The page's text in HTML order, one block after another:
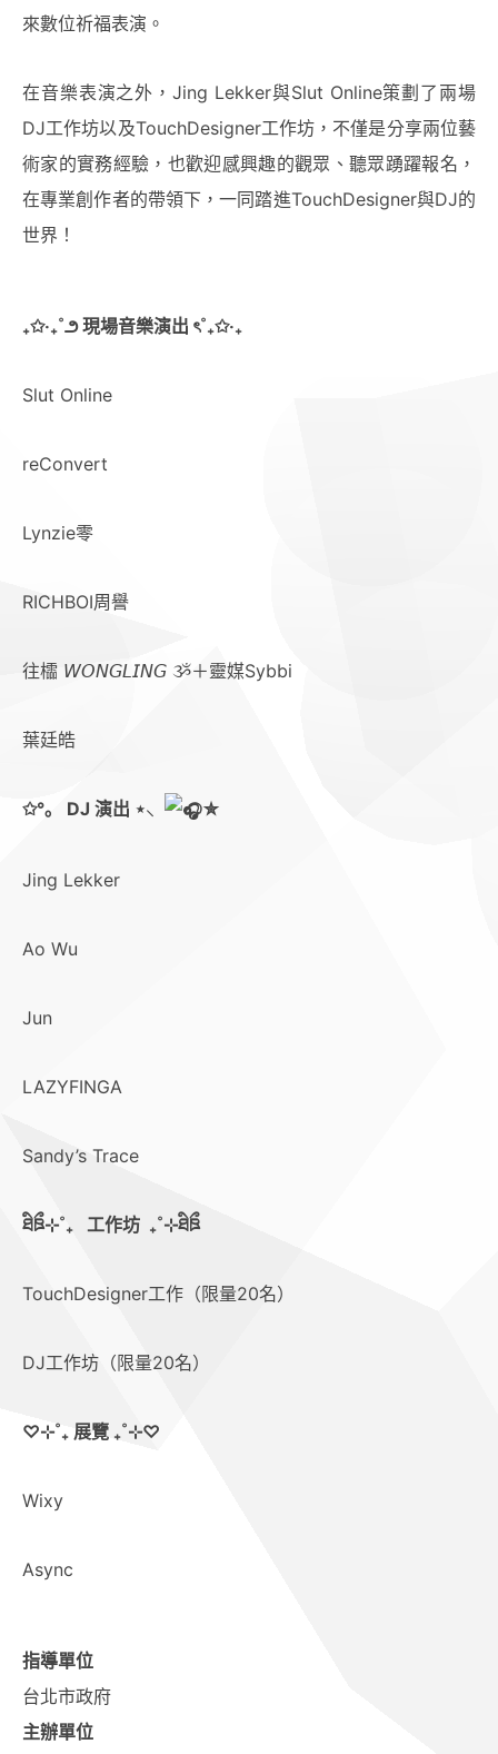
來數位祈福表演。
在音樂表演之外，Jing Lekker與Slut Online策劃了兩場
DJ工作坊以及TouchDesigner工作坊，不僅是分享兩位藝
術家的實務經驗，也歡迎感興趣的觀眾、聽眾踴躍報名，
在專業創作者的帶領下，一同踏進TouchDesigner與DJ的
世界！
₊✩‧₊˚౨ 現場音樂演出 ৎ˚₊✩‧₊
Slut Online
reConvert
Lynzie零
RICHBOI周譽
往櫺 𝘞𝘖𝘕𝘎𝘓𝘐𝘕𝘎 ૐ＋靈媒Sybbi
葉廷皓
✩°｡ DJ 演出 ⋆⸜ ✮
Jing Lekker
Ao Wu
Jun
LAZYFINGA
Sandy’s Trace
ཐིཋྀ⊹˚₊ 工作坊 ₊˚⊹ཐིཋྀ
TouchDesigner工作（限量20名）
DJ工作坊（限量20名）
♡⊹˚₊ 展覽 ₊˚⊹♡
Wixy
Async
指導單位
台北市政府
主辦單位